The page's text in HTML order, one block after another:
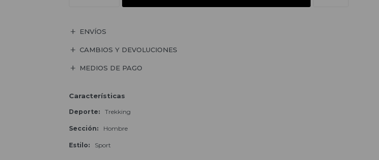
ENVÍOS
CAMBIOS Y DEVOLUCIONES
MEDIOS DE PAGO
Características
Deporte Trekking
Sección Hombre
Estilo Sport